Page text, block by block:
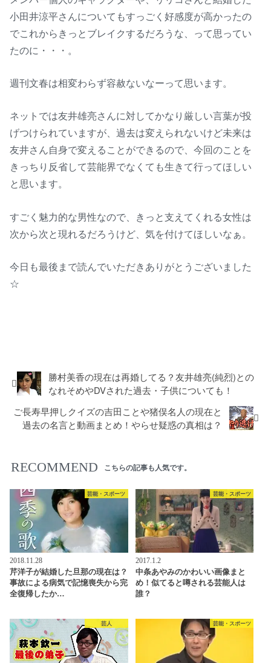
小田井涼平さんについてもすっごく好感度が高かったの
でこれからきっとブレイクするだろうな、って思ってい
たのに・・・。
週刊文春は相変わらず容赦ないなーって思います。
ネットでは友井雄亮さんに対してかなり厳しい言葉が投
げつけられていますが、過去は変えられないけど未来は
友井さん自身で変えることができるので、今回のことを
きっちり反省して芸能界でなくても生きて行ってほしい
と思います。
すごく魅力的な男性なので、きっと支えてくれる女性は
次から次と現れるだろうけど、気を付けてほしいなぁ。
今日も最後まで読んでいただきありがとうございました
☆
勝村美香の現在は再婚してる？友井雄亮(純烈)との
なれそめやDVされた過去・子供についても！
ご長寿早押しクイズの吉田ことや猪俣名人の現在と
過去の名言と動画まとめ！やらせ疑惑の真相は？
RECOMMEND こちらの記事も人気です。
芸能・スポーツ
2018.11.28
芹洋子が結婚した旦那の現在は？
事故による病気で記憶喪失から完
全復帰したか…
芸能・スポーツ
2017.1.2
中条あやみのかわいい画像まと
め！似てると噂される芸能人は
誰？
芸人 芸能・スポーツ